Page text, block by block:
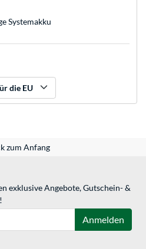
Systemakku
die EU
zum Anfang
exklusive Angebote, Gutschein- &
Anmelden